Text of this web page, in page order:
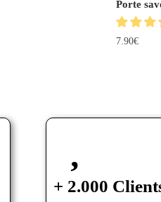
Porte
7.90€
+ 2.000